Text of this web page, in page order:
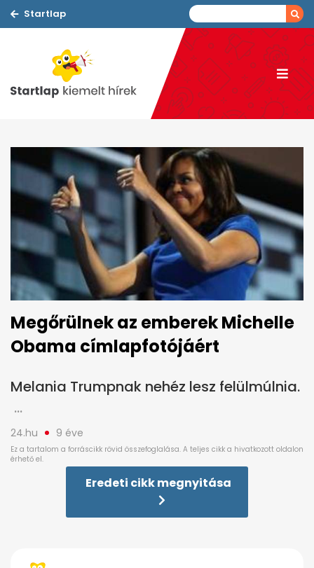
Startlap
Megőrülnek az emberek Michelle
Obama címlapfotójáért
Melania Trumpnak nehéz lesz felülmúlnia.
24.hu 9 éve
Eredeti cikk megnyitása